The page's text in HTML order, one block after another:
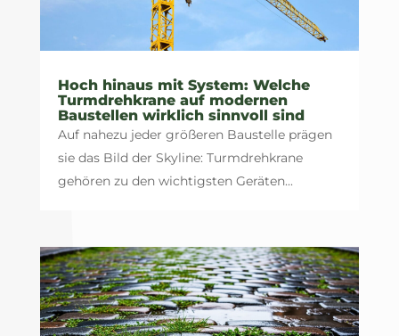
Hoch hinaus mit System: Welche
Turmdrehkrane auf modernen
Baustellen wirklich sinnvoll sind
Auf nahezu jeder größeren Baustelle prägen
sie das Bild der Skyline: Turmdrehkrane
gehören zu den wichtigsten Geräten...